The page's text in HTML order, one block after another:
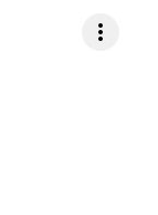
more_vert